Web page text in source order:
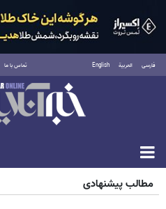
فارسی العربية English تماس با ما
جمعه ۱۶ مرداد ۱۴۰۵
مطالب پیشنهادی